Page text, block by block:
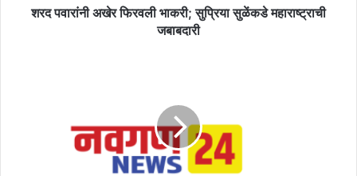
शरद पवारांनी अखेर फिरवली भाकरी; सुप्रिया सुळेंकडे महाराष्ट्राची
जबाबदारी